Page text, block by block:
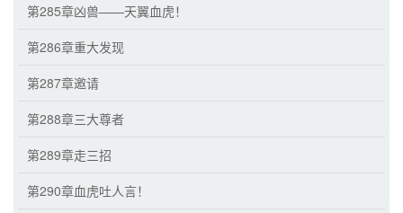
第285章凶兽——天翼血虎！
第286章重大发现
第287章邀请
第288章三大尊者
第289章走三招
第290章血虎吐人言！